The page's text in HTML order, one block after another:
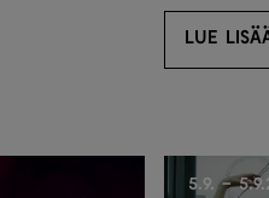
LUE
LUE
5.9. -